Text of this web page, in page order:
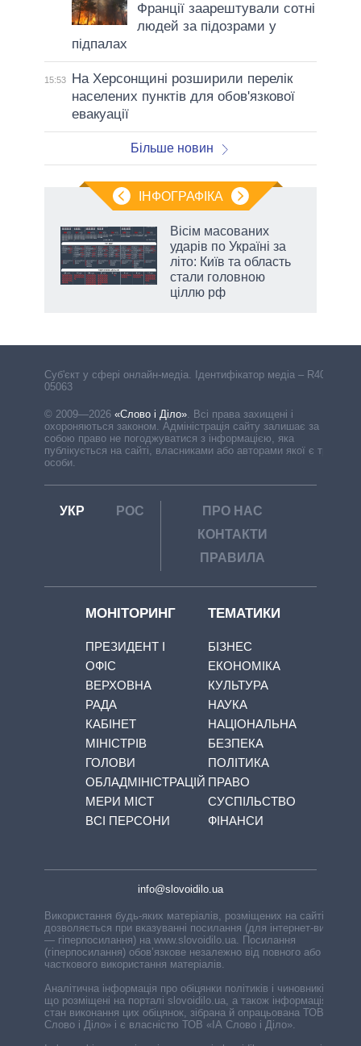
Франції заарештували сотні
людей за підозрами у
підпалах
15:53
На Херсонщині розширили перелік
населених пунктів для обов'язкової
евакуації
Більше новин
ІНФОГРАФІКА
Вісім масованих
ударів по Україні за
літо: Київ та область
стали головною
ціллю рф
Cуб'єкт у сфері онлайн-медіа. Ідентифікатор медіа – R40-
05063
© 2009—2026 «Слово і Діло». Всі права захищені і
охороняються законом. Адміністрація сайту залишає за
собою право не погоджуватися з інформацією, яка
публікується на сайті, власниками або авторами якої є треті
особи.
УКР РОС
ПРО НАС
КОНТАКТИ
ПРАВИЛА
МОНІТОРИНГ
ПРЕЗИДЕНТ І
ОФІС
ВЕРХОВНА
РАДА
КАБІНЕТ
МІНІСТРІВ
ГОЛОВИ
ОБЛАДМІНІСТРАЦІЙ
МЕРИ МІСТ
ВСІ ПЕРСОНИ
ТЕМАТИКИ
БІЗНЕС
ЕКОНОМІКА
КУЛЬТУРА
НАУКА
НАЦІОНАЛЬНА
БЕЗПЕКА
ПОЛІТИКА
ПРАВО
СУСПІЛЬСТВО
ФІНАНСИ
info@slovoidilo.ua
Використання будь-яких матеріалів, розміщених на сайті,
дозволяється при вказуванні посилання (для інтернет-видань
— гіперпосилання) на www.slovoidilo.ua. Посилання
(гіперпосилання) обов’язкове незалежно від повного або
часткового використання матеріалів.
Аналітична інформація про обіцянки політиків і чиновників,
що розміщені на порталі slovoidilo.ua, а також інформація про
стан виконання цих обіцянок, зібрана й опрацьована ТОВ «ІА
Слово і Діло» і є власністю ТОВ «ІА Слово і Діло».